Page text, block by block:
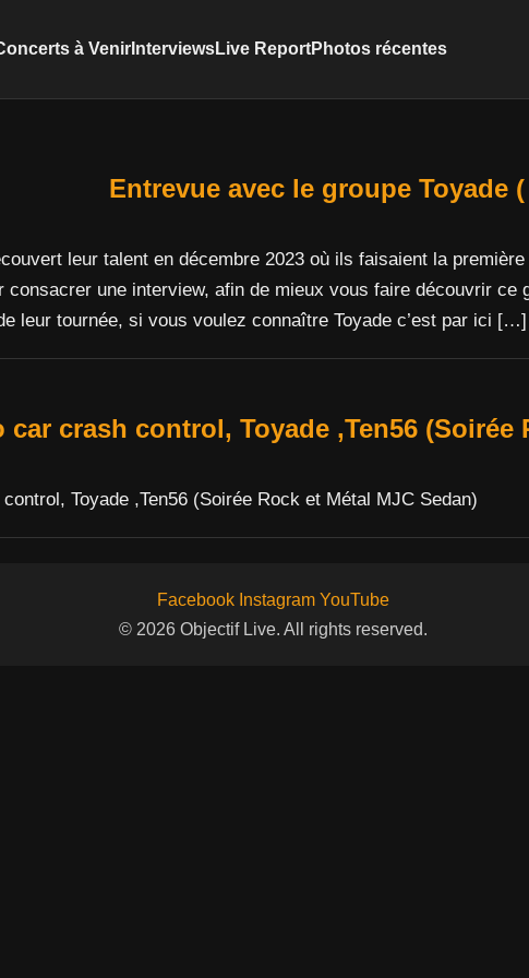
à VenirInterviewsLive ReportPhotos récentes
Entrevue avec le groupe Toyade
leur talent en décembre 2023 où ils faisaient la
consacrer une interview, afin de mieux vous faire découvrir ce
leur tournée, si vous voulez connaître Toyade c’est par ici […]
car crash control, Toyade ,Ten56 (Soirée
Toyade ,Ten56 (Soirée Rock et Métal MJC Sedan)
Facebook Instagram YouTube
© 2026 Objectif Live. All rights reserved.